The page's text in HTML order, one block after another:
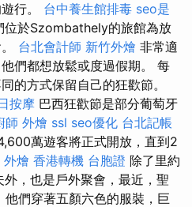
行。 台中養生館排毒 seo是
位於Szombathely的旅館為放
台北會計師 新竹外燴 非常適
們都想放鬆或度過假期。 每
的方式保留自己的狂歡節。
按摩 巴西狂歡節是部分葡萄牙
師 外燴 ssl seo優化 台北記帳
萬遊客將正式開放，直到2
外燴 香港轉機 台胞證 除了里約
外，也是戶外聚會，最近，聖
們穿著五顏六色的服裝，巨